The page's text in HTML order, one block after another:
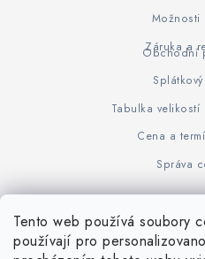
Tento web používá soubory
používají pro
Možnosti
Záruka a
Obchodní
Tabulka velikostí
Cena a
Správa
www.KOVOJUHASZ.cz